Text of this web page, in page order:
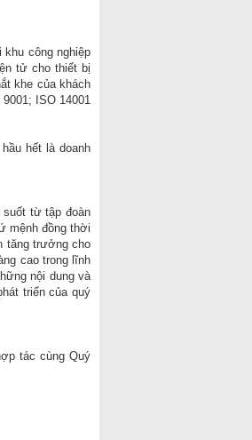
công nghiệp
tử cho thiết bị
khe của khách
ISO 14001
hết là doanh
từ tập đoàn
mệnh đồng thời
tăng trưởng cho
cao trong lĩnh
nội dung và
triển của quý
tác cùng Quý